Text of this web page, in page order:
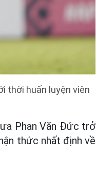
thời huấn luyện viên
Phan Văn Đức trở
thức nhất định về